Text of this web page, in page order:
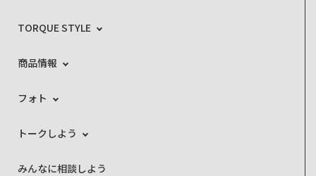
TORQUE STYLE
商品情報
フォト
トークしよう
みんなに相談しよう